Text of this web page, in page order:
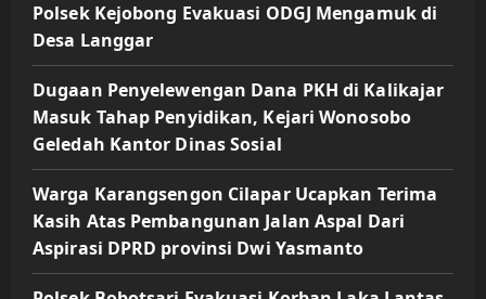
Polsek Kejobong Evakuasi ODGJ Mengamuk di
Desa Langgar
Dugaan Penyelewengan Dana PKH di Kalikajar
Masuk Tahap Penyidikan, Kejari Wonosobo
Geledah Kantor Dinas Sosial
Warga Karangsengon Cilapar Ucapkan Terima
Kasih Atas Pembangunan Jalan Aspal Dari
Aspirasi DPRD provinsi Dwi Yasmanto